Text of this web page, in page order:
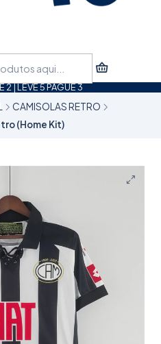
2 | LEVE 5 PAGUE 3
CAMISOLAS RETRO
(Home Kit)